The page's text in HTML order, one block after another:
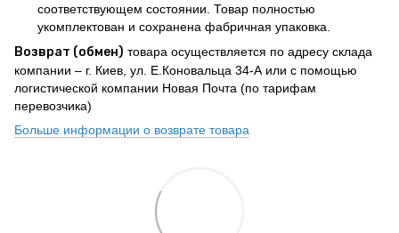
соответствующем состоянии. Товар полностью
укомплектован и сохранена фабричная упаковка.
Возврат (обмен) товара осуществляется по адресу склада
компании – г. Киев, ул. Е.Коновальца 34-А или с помощью
логистической компании Новая Почта (по тарифам
перевозчика)
Больше информации о возврате товара